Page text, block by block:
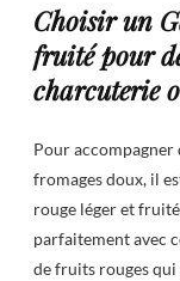
Choisir un
fruité pour
charcuterie
Pour accompagner
fromages doux, il
rouge léger et
parfaitement avec
de fruits rouges qui